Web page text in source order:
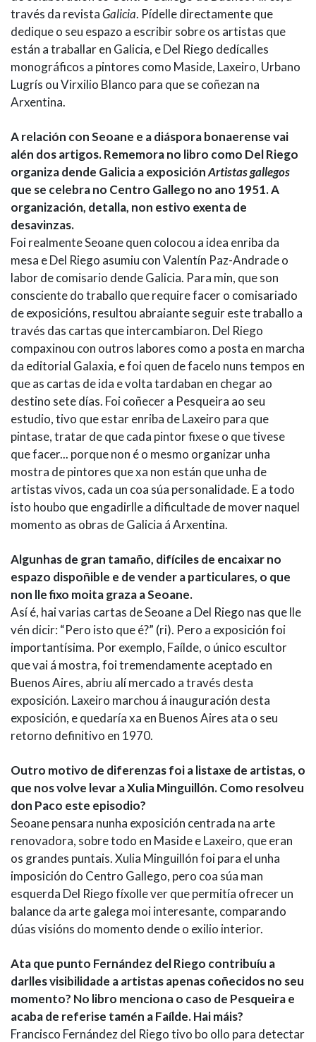
través da revistaGalicia. Pídelle directamente que
dedique o seu espazo a escribir sobre os artistas que
están a traballar en Galicia, e Del Riego dedícalles
monográficos a pintores como Maside, Laxeiro, Urbano
Lugrís ou Virxilio Blanco para que se coñezan na
Arxentina.
A relación con Seoane e a diáspora bonaerense vai
alén dos artigos. Rememora no libro como Del Riego
organiza dende Galicia a exposiciónArtistas gallegos
que se celebra no Centro Gallego no ano 1951. A
organización, detalla, non estivo exenta de
desavinzas.
Foi realmente Seoane quen colocou a idea enriba da
mesa e Del Riego asumiu con Valentín Paz-Andrade o
labor de comisario dende Galicia. Para min, que son
consciente do traballo que require facer o comisariado
de exposicións, resultou abraiante seguir este traballo a
través das cartas que intercambiaron. Del Riego
compaxinou con outros labores como a posta en marcha
da editorial Galaxia, e foi quen de facelo nuns tempos en
que as cartas de ida e volta tardaban en chegar ao
destino sete días. Foi coñecer a Pesqueira ao seu
estudio, tivo que estar enriba de Laxeiro para que
pintase, tratar de que cada pintor fixese o que tivese
que facer... porque non é o mesmo organizar unha
mostra de pintores que xa non están que unha de
artistas vivos, cada un coa súa personalidade. E a todo
isto houbo que engadirlle a dificultade de mover naquel
momento as obras de Galicia á Arxentina.
Algunhas de gran tamaño, difíciles de encaixar no
espazo dispoñible e de vender a particulares, o que
non lle fixo moita graza a Seoane.
Así é, hai varias cartas de Seoane a Del Riego nas que lle
vén dicir: “Pero isto que é?” (ri). Pero a exposición foi
importantísima. Por exemplo, Faílde, o único escultor
que vai á mostra, foi tremendamente aceptado en
Buenos Aires, abriu alí mercado a través desta
exposición. Laxeiro marchou á inauguración desta
exposición, e quedaría xa en Buenos Aires ata o seu
retorno definitivo en 1970.
Outro motivo de diferenzas foi a listaxe de artistas, o
que nos volve levar a Xulia Minguillón. Como resolveu
don Paco este episodio?
Seoane pensara nunha exposición centrada na arte
renovadora, sobre todo en Maside e Laxeiro, que eran
os grandes puntais. Xulia Minguillón foi para el unha
imposición do Centro Gallego, pero coa súa man
esquerda Del Riego fíxolle ver que permitía ofrecer un
balance da arte galega moi interesante, comparando
dúas visións do momento dende o exilio interior.
Ata que punto Fernández del Riego contribuíu a
darlles visibilidade a artistas apenas coñecidos no seu
momento? No libro menciona o caso de Pesqueira e
acaba de referise tamén a Faílde. Hai máis?
Francisco Fernández del Riego tivo bo ollo para detectar